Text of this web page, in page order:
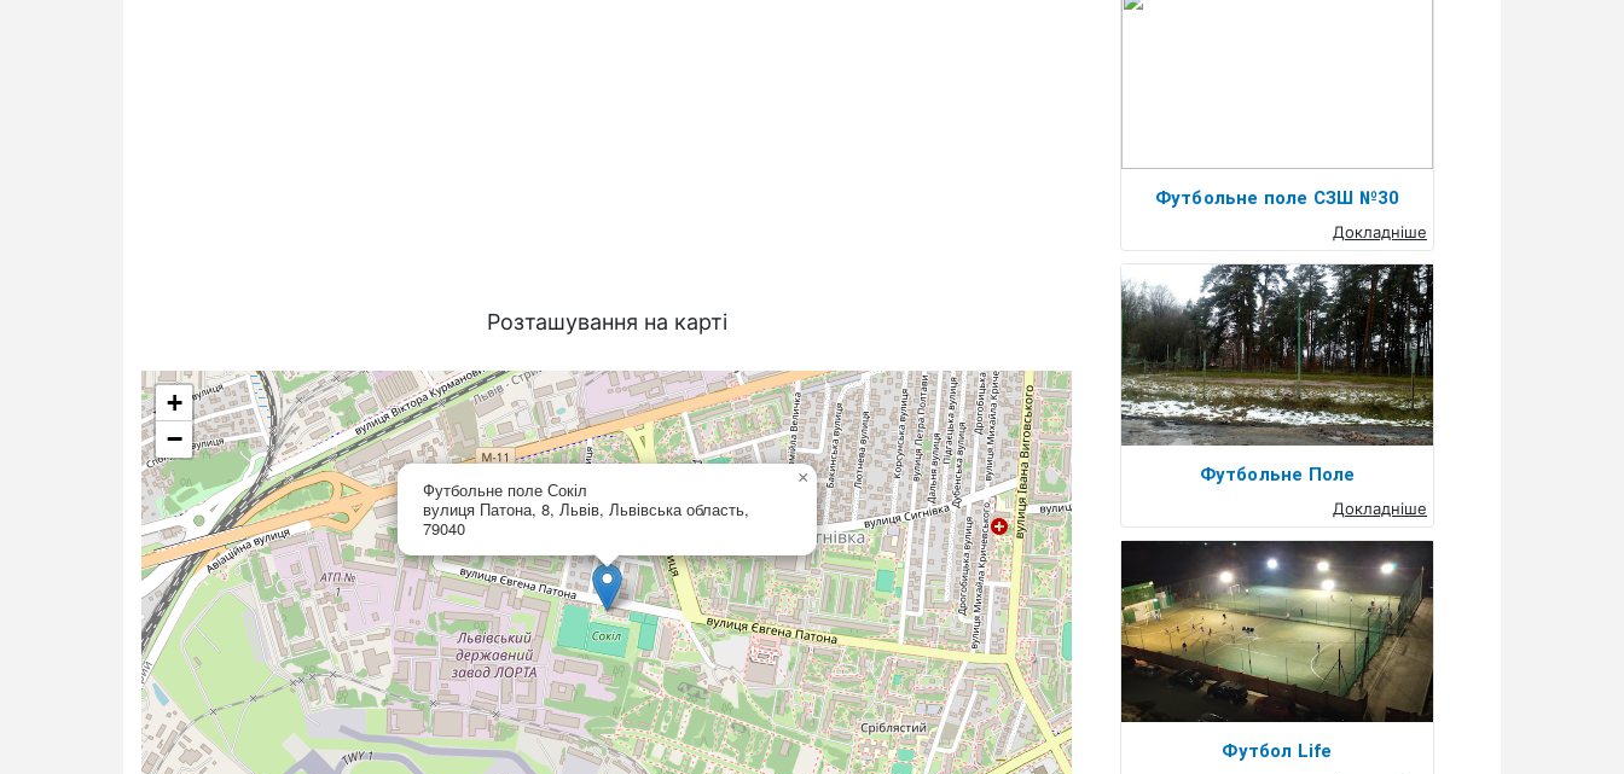
Розташування на карті
Футбольне поле Сокіл
вулиця Патона, 8, Львів, Львівська область,
79040
×
+
−
Футбольне поле СЗШ №30
Докладніше
Футбольне Поле
Докладніше
Футбол Life